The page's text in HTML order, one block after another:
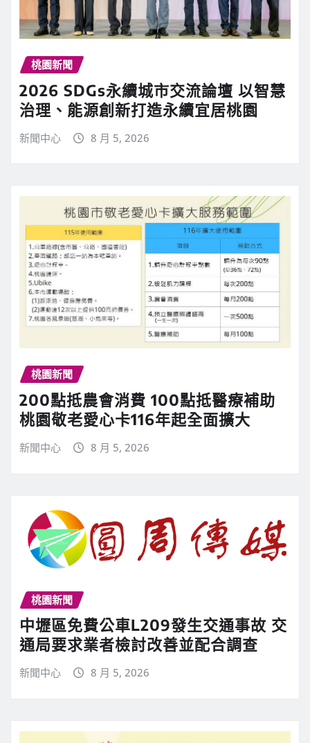
桃園新聞
2026 SDGs永續城市交流論壇 以智慧
治理、能源創新打造永續宜居桃園
新聞中心 8 月 5, 2026
桃園新聞
200點抵農會消費 100點抵醫療補助
桃園敬老愛心卡116年起全面擴大
新聞中心 8 月 5, 2026
桃園新聞
中壢區免費公車L209發生交通事故 交
通局要求業者檢討改善並配合調查
新聞中心 8 月 5, 2026